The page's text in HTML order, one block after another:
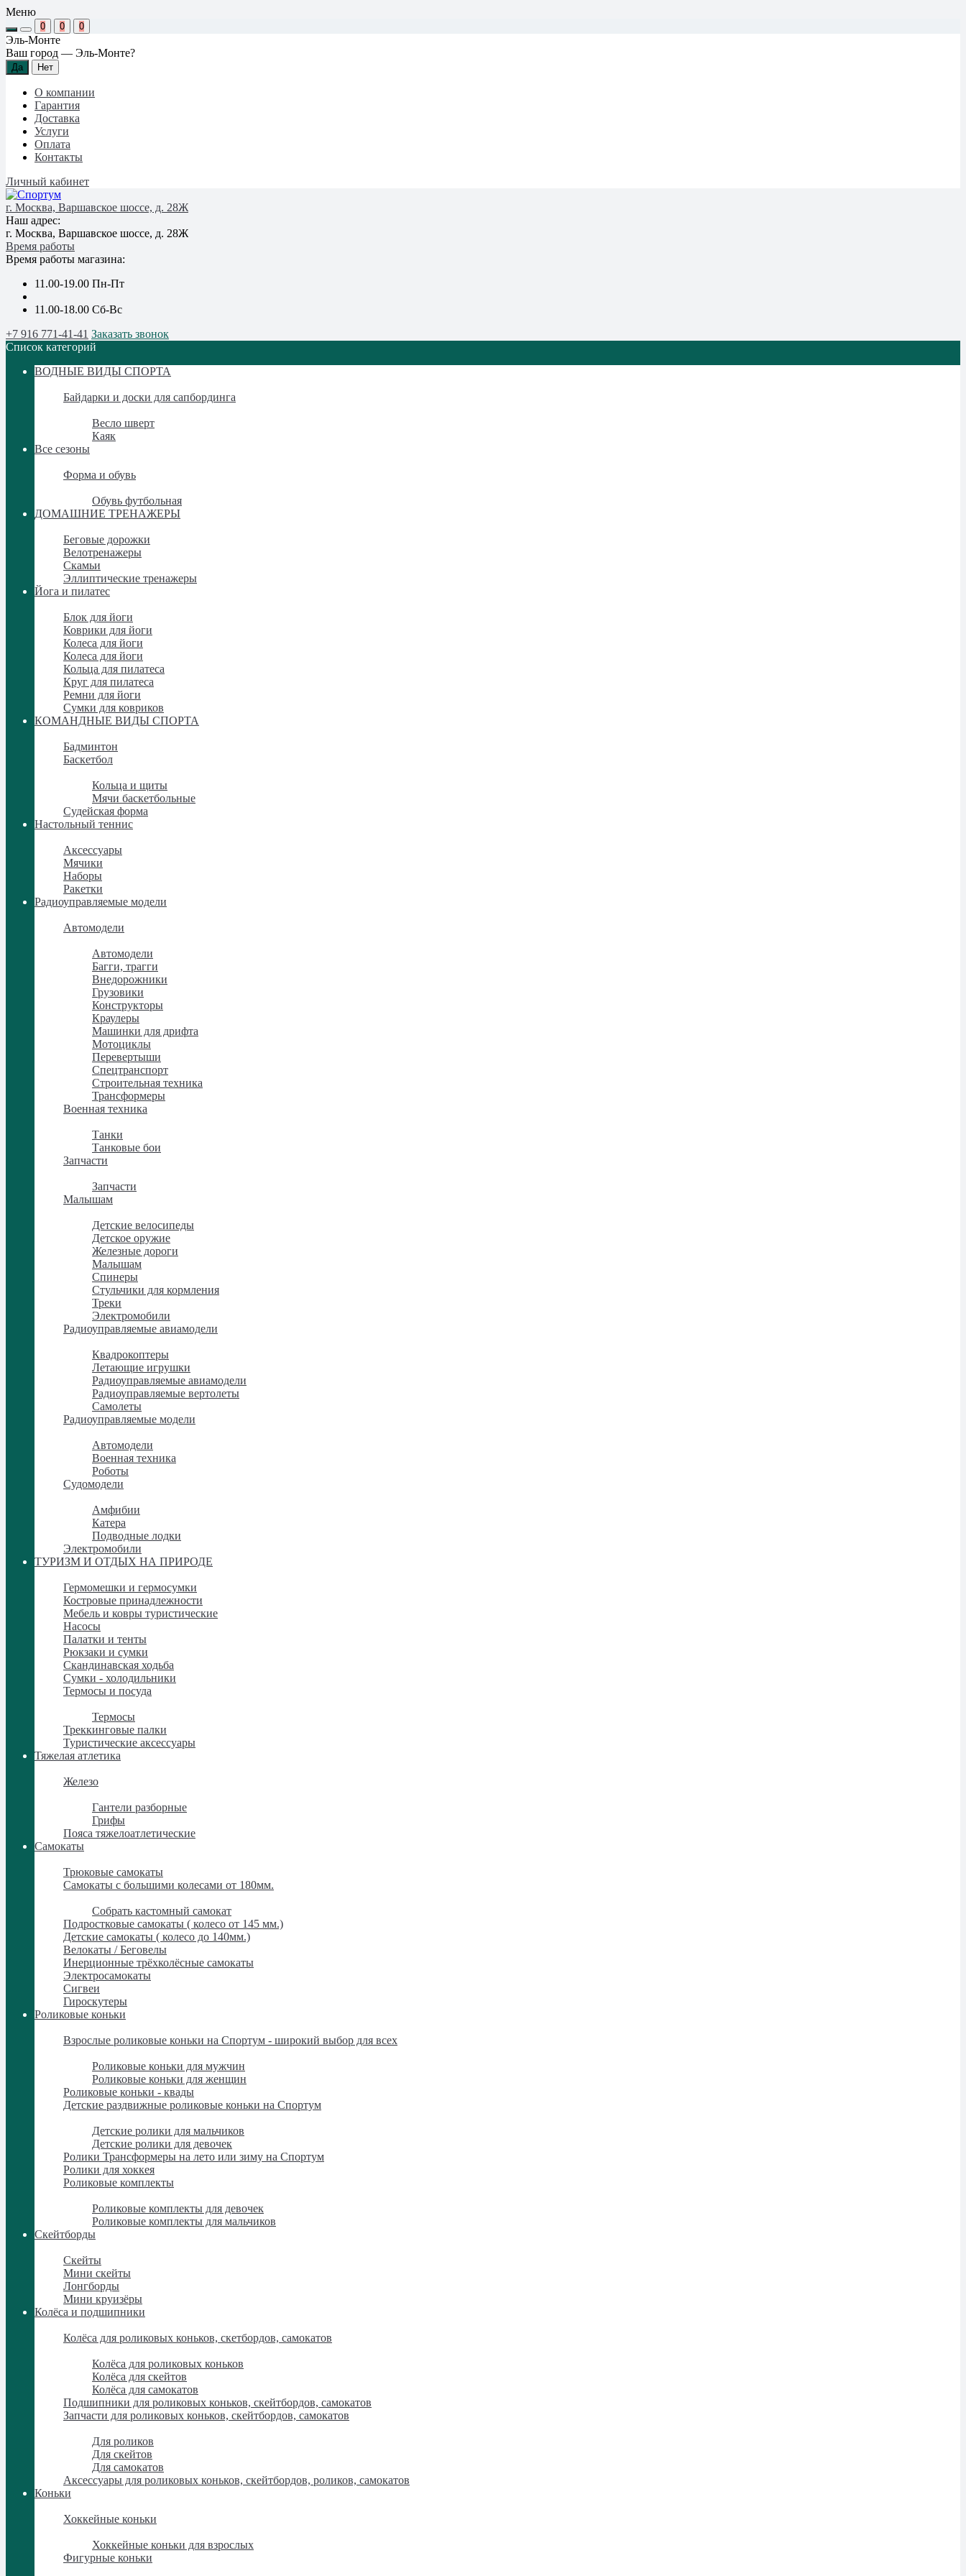
Меню
0 0 0
Эль-Монте
Ваш город — Эль-Монте?
О компании
Гарантия
Доставка
Услуги
Оплата
Контакты
Личный кабинет
г. Москва, Варшавское шоссе, д. 28Ж
Наш адрес:
г. Москва, Варшавское шоссе, д. 28Ж
Время работы
Время работы магазина:
11.00-19.00 Пн-Пт
11.00-18.00 Сб-Вс
+7 916 771-41-41 Заказать звонок
Список категорий
ВОДНЫЕ ВИДЫ СПОРТА
Байдарки и доски для сапбординга
Весло шверт
Каяк
Все сезоны
Форма и обувь
Обувь футбольная
ДОМАШНИЕ ТРЕНАЖЕРЫ
Беговые дорожки
Велотренажеры
Скамьи
Эллиптические тренажеры
Йога и пилатес
Блок для йоги
Коврики для йоги
Колеса для йоги
Колеса для йоги
Кольца для пилатеса
Круг для пилатеса
Ремни для йоги
Сумки для ковриков
КОМАНДНЫЕ ВИДЫ СПОРТА
Бадминтон
Баскетбол
Кольца и щиты
Мячи баскетбольные
Судейская форма
Настольный теннис
Аксессуары
Мячики
Наборы
Ракетки
Радиоуправляемые модели
Автомодели
Автомодели
Багги, трагги
Внедорожники
Грузовики
Конструкторы
Краулеры
Машинки для дрифта
Мотоциклы
Перевертыши
Спецтранспорт
Строительная техника
Трансформеры
Военная техника
Танки
Танковые бои
Запчасти
Запчасти
Малышам
Детские велосипеды
Детское оружие
Железные дороги
Малышам
Спинеры
Стульчики для кормления
Треки
Электромобили
Радиоуправляемые авиамодели
Квадрокоптеры
Летающие игрушки
Радиоуправляемые авиамодели
Радиоуправляемые вертолеты
Самолеты
Радиоуправляемые модели
Автомодели
Военная техника
Роботы
Судомодели
Амфибии
Катера
Подводные лодки
Электромобили
ТУРИЗМ И ОТДЫХ НА ПРИРОДЕ
Гермомешки и гермосумки
Костровые принадлежности
Мебель и ковры туристические
Насосы
Палатки и тенты
Рюкзаки и сумки
Скандинавская ходьба
Сумки - холодильники
Термосы и посуда
Термосы
Треккинговые палки
Туристические аксессуары
Тяжелая атлетика
Железо
Гантели разборные
Грифы
Пояса тяжелоатлетические
Самокаты
Трюковые самокаты
Самокаты с большими колесами от 180мм.
Собрать кастомный самокат
Подростковые самокаты ( колесо от 145 мм.)
Детские самокаты ( колесо до 140мм.)
Велокаты / Беговелы
Инерционные трёхколёсные самокаты
Электросамокаты
Сигвеи
Гироскутеры
Роликовые коньки
Взрослые роликовые коньки на Спортум - широкий выбор для всех
Роликовые коньки для мужчин
Роликовые коньки для женщин
Роликовые коньки - квады
Детские раздвижные роликовые коньки на Спортум
Детские ролики для мальчиков
Детские ролики для девочек
Ролики Трансформеры на лето или зиму на Спортум
Ролики для хоккея
Роликовые комплекты
Роликовые комплекты для девочек
Роликовые комплекты для мальчиков
Скейтборды
Скейты
Мини скейты
Лонгборды
Мини круизёры
Колёса и подшипники
Колёса для роликовых коньков, скетбордов, самокатов
Колёса для роликовых коньков
Колёса для скейтов
Колёса для самокатов
Подшипники для роликовых коньков, скейтбордов, самокатов
Запчасти для роликовых коньков, скейтбордов, самокатов
Для роликов
Для скейтов
Для самокатов
Аксессуары для роликовых коньков, скейтбордов, роликов, самокатов
Коньки
Хоккейные коньки
Хоккейные коньки для взрослых
Фигурные коньки